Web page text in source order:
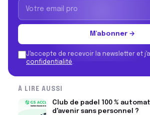
M'abonner →
J'accepte de recevoir la newsletter et
confidentialité.
À LIRE AUSSI
Club de padel 100 %
d'avenir sans personnel ?